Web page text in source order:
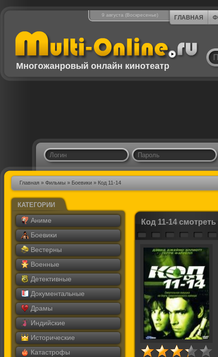
9 августа (Воскресенье) ГЛАВНАЯ
Многожанровый онлайн кинотеатр
Главная » Фильмы » Боевики » Код 11-14
КАТЕГОРИИ
Аниме
Боевики
Вестерны
Военные
Детективные
Документальные
Драмы
Индийские
Исторические
Катастрофы
Код 11-14